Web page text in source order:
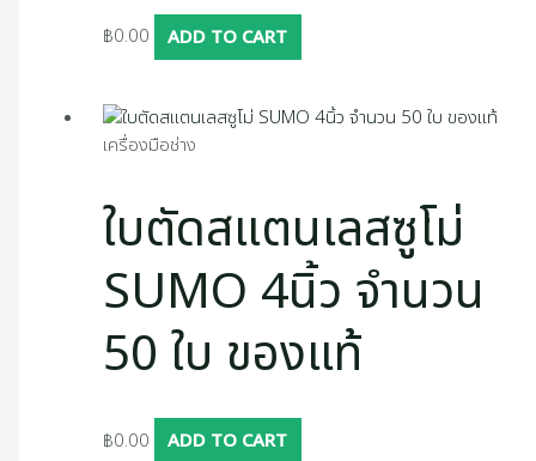
฿0.00 ADD TO CART
เครื่องมือช่าง
ใบตัดสแตนเลสซูโม่
SUMO 4นิ้ว จำนวน
50 ใบ ของแท้
฿0.00 ADD TO CART